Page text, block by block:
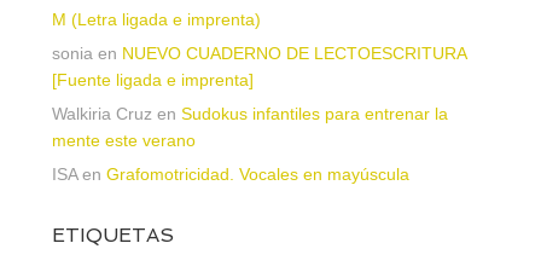
M (Letra ligada e imprenta)
sonia en NUEVO CUADERNO DE LECTOESCRITURA
[Fuente ligada e imprenta]
Walkiria Cruz en Sudokus infantiles para entrenar la
mente este verano
ISAen Grafomotricidad. Vocales en mayúscula
ETIQUETAS